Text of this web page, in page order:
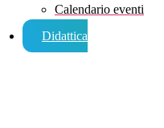
Calendario eventi
Didattica